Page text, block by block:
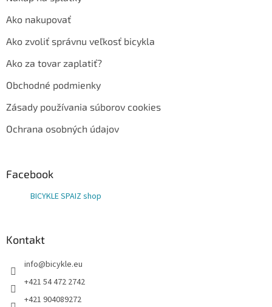
Ako nakupovať
Ako zvoliť správnu veľkosť bicykla
Ako za tovar zaplatiť?
Obchodné podmienky
Zásady používania súborov cookies
Ochrana osobných údajov
Facebook
BICYKLE SPAIZ shop
Kontakt
info@bicykle.eu
+421 54 472 2742
+421 904089272